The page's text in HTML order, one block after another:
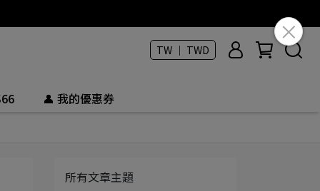
TW ｜ TWD
👤 我的優惠券
所有文章主題